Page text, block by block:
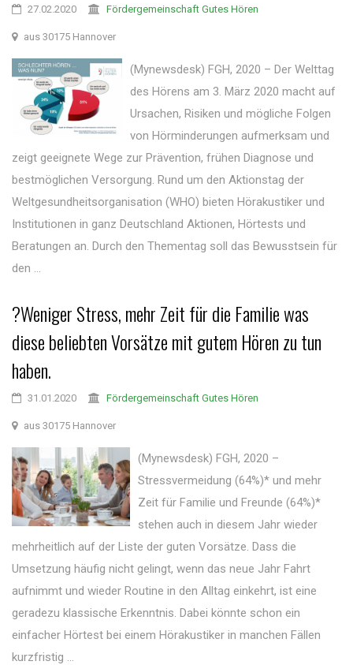
27.02.2020 Fördergemeinschaft Gutes Hören
aus 30175 Hannover
(Mynewsdesk) FGH, 2020 – Der Welttag
des Hörens am 3. März 2020 macht auf
Ursachen, Risiken und mögliche Folgen
von Hörminderungen aufmerksam und
zeigt geeignete Wege zur Prävention, frühen Diagnose und
bestmöglichen Versorgung. Rund um den Aktionstag der
Weltgesundheitsorganisation (WHO) bieten Hörakustiker und
Institutionen in ganz Deutschland Aktionen, Hörtests und
Beratungen an. Durch den Thementag soll das Bewusstsein für
den ...
?Weniger Stress, mehr Zeit für die Familie was
diese beliebten Vorsätze mit gutem Hören zu tun
haben.
31.01.2020 Fördergemeinschaft Gutes Hören
aus 30175 Hannover
(Mynewsdesk) FGH, 2020 –
Stressvermeidung (64%)* und mehr
Zeit für Familie und Freunde (64%)*
stehen auch in diesem Jahr wieder
mehrheitlich auf der Liste der guten Vorsätze. Dass die
Umsetzung häufig nicht gelingt, wenn das neue Jahr Fahrt
aufnimmt und wieder Routine in den Alltag einkehrt, ist eine
geradezu klassische Erkenntnis. Dabei könnte schon ein
einfacher Hörtest bei einem Hörakustiker in manchen Fällen
kurzfristig ...